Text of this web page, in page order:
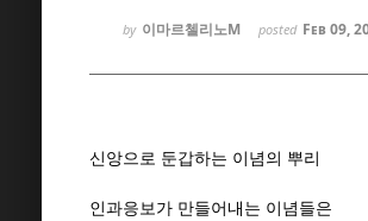
by 이마르첼리노M posted Feb 09,
신앙으로 둔갑하는 이념의 뿌리
인과응보가 만들어내는 이념들은